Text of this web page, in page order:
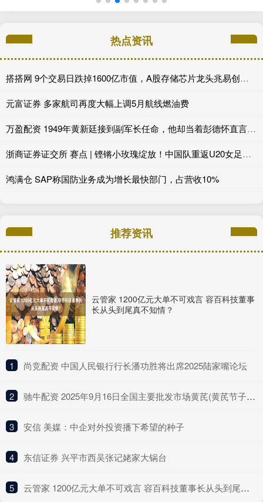
热点资讯
搭搭网 9个交易日跌掉1600亿市值，A股存储芯片龙头兆易创新怎么了？
元富证券 多家航司再度大幅上调5月航线燃油费
万盈配资 1949年黄新廷接到副军长任命，他却当着彭德怀直言：我不当副职！
浙商证券证交所 赛点 | 铿锵小玫瑰绽放！中国队重返U20女足世界杯
鸿满仓 SAP称国防业务成为增长最快部门，占营收10%
推荐资讯
云管家 1200亿元大单不可戏言 容百科技董事
长从头到尾真不知情？
1 ​尚竞配资 中国人民银行行长潘功胜将出席2025陆家嘴论坛
2 ​驰牛配资 2025年9月16日全国主要批发市场黄芪(黄芪节子1.0-1.2cm)价格行情
3 ​安信 美媒：中企对外投资播下希望的种子
4 ​东信证券 兴平市西吴张记姥家大锅台
5 ​云管家 1200亿元大单不可戏言 容百科技董事长从头到尾真不知情？